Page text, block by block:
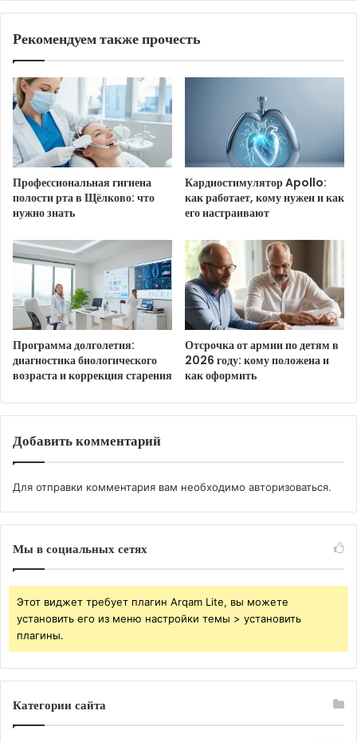
Ссылка на изображение:
Только ярких эмоций.
HTML-код для вставки на сайт и блог:
BB-код для вставки на форум:
Ссылка на изображение:
Озаряйте всех улыбкой.
HTML-код для вставки на сайт и блог:
Ссылка на изображение:
HTML-код для вставки на сайт и блог:
BB-код для вставки на форум:
Маленькие цветочки летом.
Рекомендуем также прочесть
Профессиональная гигиена
полости рта в Щёлково: что
нужно знать
Кардиостимулятор Apollo:
как работает, кому нужен и как
его настраивают
Программа долголетия:
диагностика биологического
возраста и коррекция старения
Отсрочка от армии по детям в
2026 году: кому положена и
как оформить
Добавить комментарий
Для отправки комментария вам необходимо авторизоваться.
Мы в социальных сетях
Этот виджет требует плагин Arqam Lite, вы можете
установить его из меню настройки темы > установить
плагины.
Категории сайта